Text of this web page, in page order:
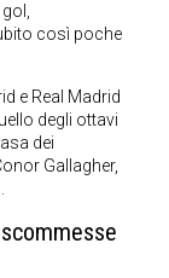
così poche
e Real Madrid
degli ottavi
dei
Gallagher,